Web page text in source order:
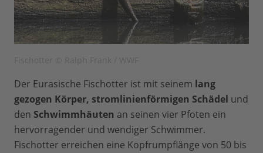
Der Eurasische Fischotter ist mit seinem lang
gezogen Körper, stromlinienförmigen Schädel und
den Schwimmhäuten an seinen vier Pfoten ein
hervorragender und wendiger Schwimmer.
Fischotter erreichen eine Kopfrumpflänge von 50 bis